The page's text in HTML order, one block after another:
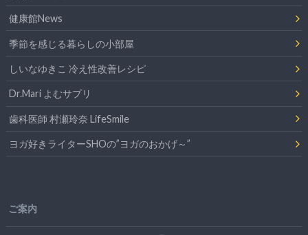
健康館News
季節を感じる暮らしの小部屋
しいなゆきこ 冷え性改善レシピ
Dr.Mari よむサプリ
歯科医師 村瀬玲奈 LifeSmile
ヨガ好きライターSHOの”ヨガのおかげ～”
ご案内